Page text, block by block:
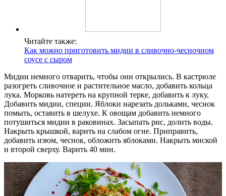
Читайте также:
Как можно приготовить мидии в сливочно-чесночном
соусе с сыром
Мидии немного отварить, чтобы они открылись. В кастрюле
разогреть сливочное и растительное масло, добавить кольца
лука. Морковь натереть на крупной терке, добавить к луку.
Добавить мидии, специи. Яблоки нарезать дольками, чеснок
помыть, оставить в шелухе. К овощам добавить немного
потушиться мидии в раковинах. Засыпать рис, долить воды.
Накрыть крышкой, варить на слабом огне. Приправить,
добавить изюм, чеснок, обложить яблоками. Накрыть миской
и второй сверху. Варить 40 мин.